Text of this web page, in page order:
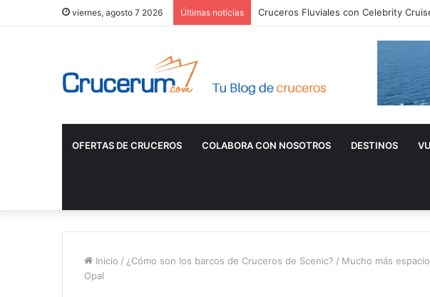
viernes, agosto 7 2026 Últimas notícias Cruceros Fluviales con Celebrity
OFERTAS DE CRUCEROS COLABORA CON NOSOTROS DESTINOS
Inicio / ¿Cómo son los barcos de Cruceros de Scenic? / Mucho más
Opal